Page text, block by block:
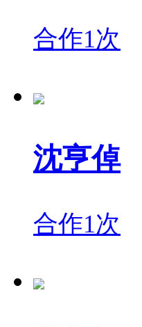
合作1次
沈亨倬
合作1次